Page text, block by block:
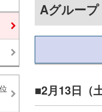
Aグループ
2月13日（土